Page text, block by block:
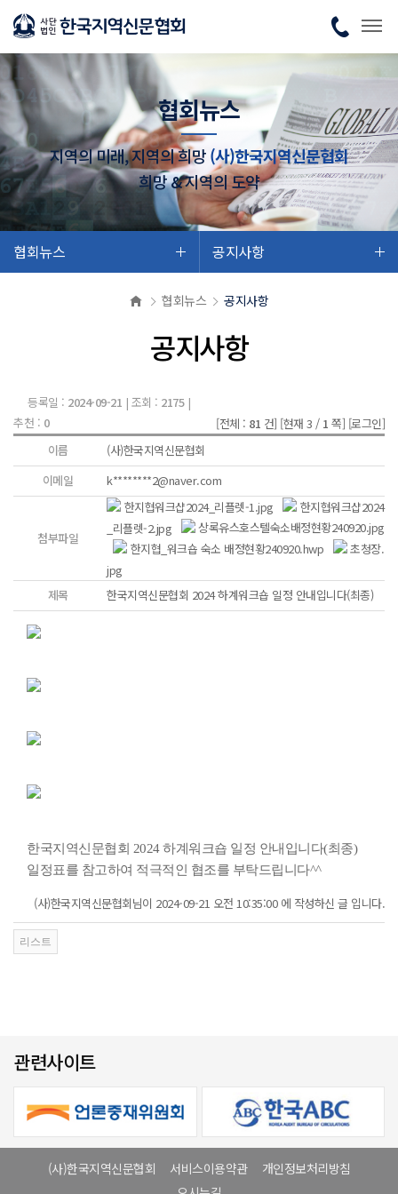
협회뉴스
지역의 미래, 지역의 희망(사)한국지역신문협회
희망 & 지역의 도약
협회뉴스 공지사항
협회뉴스 공지사항
공지사항
등록일 : 2024-09-21 | 조회 : 2175|
추천 : 0 [전체 : 81 건] [현재 3 / 1 쪽] [로그인]
이름
(사)한국지역신문협회
이메일
k********2@naver.com
첨부파일
한지협워크샵2024_리플렛-1.jpg
한지협워크샵2024
_리플렛-2.jpg
상록유스호스텔숙소배정현황240920.jpg
한지협_워크숍 숙소 배정현황240920.hwp
초청장.
jpg
제목
한국지역신문협회 2024 하계워크숍 일정 안내입니다(최종)
한국지역신문협회 2024 하계워크숍 일정 안내입니다(최종)
일정표를 참고하여 적극적인 협조를 부탁드립니다^^
(사)한국지역신문협회님이 2024-09-21 오전 10:35:00 에 작성하신 글 입니다.
관련사이트
(사)한국지역신문협회 서비스이용약관
개인정보처리방침